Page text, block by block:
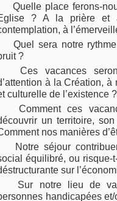
Quelle place ferons-
? A la prière et
à
Quel sera notre
?
Ces vacances
à la Création,
culturelle de l’existence ?
Comment ces
un territoire,
nos manières
Notre séjour
équilibré, ou risque-
sur
Sur notre lieu de
handicapées